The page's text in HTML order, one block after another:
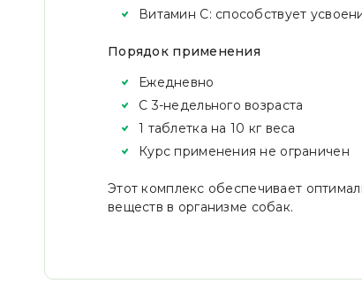
Витамин С: способствует
Порядок применения
Ежедневно
С 3-недельного возраста
1 таблетка на 10 кг веса
Курс применения не ограничен
Этот комплекс обеспечивает
веществ в организме собак.